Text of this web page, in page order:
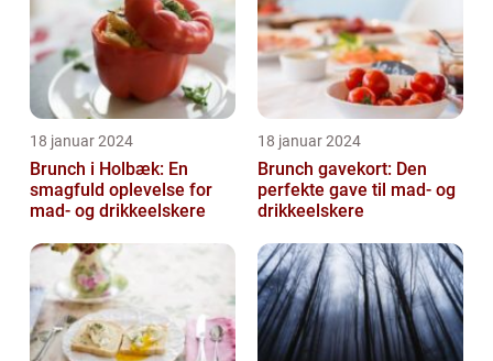
18 januar 2024
Brunch i Holbæk: En
smagfuld oplevelse for
mad- og drikkeelskere
18 januar 2024
Brunch gavekort: Den
perfekte gave til mad- og
drikkeelskere